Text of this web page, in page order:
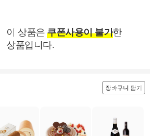
이 상품은 쿠폰사용이 불가한
상품입니다.
장바구니 담기